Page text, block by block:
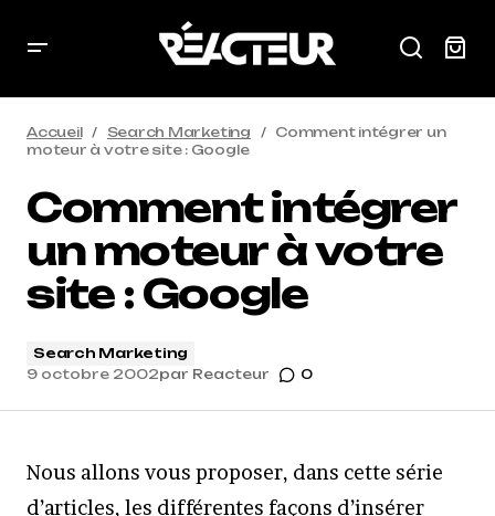
Accueil Search Marketing
Comment intégrer un
moteur à votre site : Google
Comment intégrer
un moteur à votre
site : Google
Search Marketing
9 octobre 2002par Reacteur 0
Nous allons vous proposer, dans cette série
d’articles, les différentes façons d’insérer